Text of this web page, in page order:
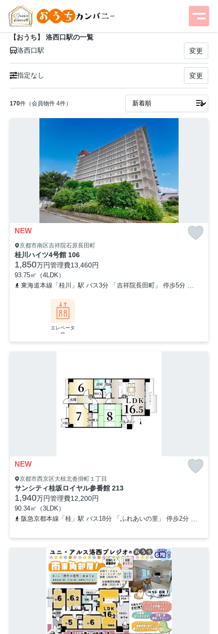
【おうち】 洛西口駅の一覧
洛西口駅
変更
指定なし 変更
170件（会員物件 4件）
NEW
京都市南区吉祥院石原長田町
桂川ハイツ4号館 106
1,850万円管理費13,460円
93.75㎡（4LDK）
東海道本線「桂川」駅 バス3分 「吉祥院長田町」 停歩5分
エレベータ
ー
NEW
京都市西京区大枝北沓掛町１丁目
サンシティ桂坂ロイヤル参番館 213
1,940万円管理費12,200円
90.34㎡（3LDK）
阪急京都本線「桂」駅 バス18分 「ふれあいの里」 停歩2分